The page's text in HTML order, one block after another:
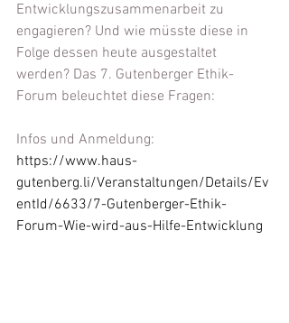
Entwicklungszusammenarbeit zu
engagieren? Und wie müsste diese in
Folge dessen heute ausgestaltet
werden? Das 7. Gutenberger Ethik-
Forum beleuchtet diese Fragen:
Infos und Anmeldung:
https://www.haus-
gutenberg.li/Veranstaltungen/Details/Ev
entId/6633/7-Gutenberger-Ethik-
Forum-Wie-wird-aus-Hilfe-Entwicklung